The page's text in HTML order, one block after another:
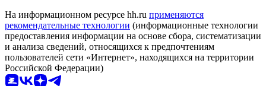
На информационном ресурсе hh.ru применяются
рекомендательные технологии (информационные технологии
предоставления информации на основе сбора, систематизации
и анализа сведений, относящихся к предпочтениям
пользователей сети «Интернет», находящихся на территории
Российской Федерации)